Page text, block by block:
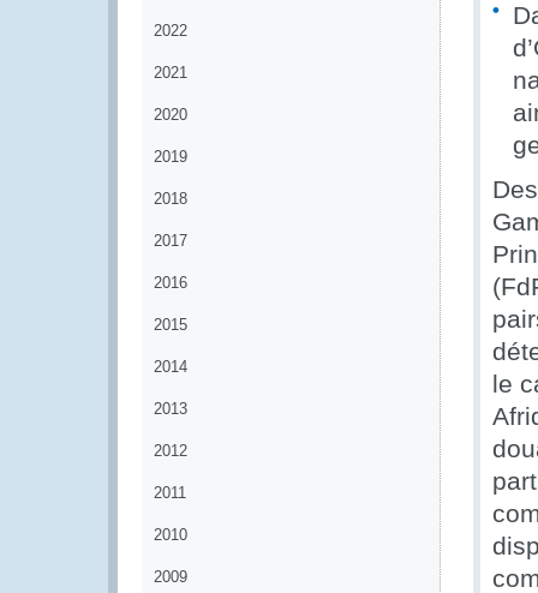
2022
2021
2020
2019
2018
2017
2016
2015
2014
2013
2012
2011
2010
2009
le